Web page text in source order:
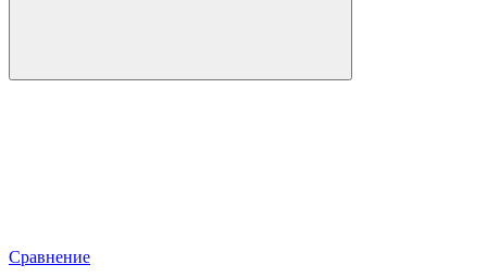
Сравнение